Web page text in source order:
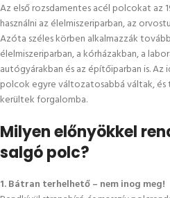
Az első rozsdamentes acél polcokat az
használni az élelmiszeriparban, az
Azóta széles körben alkalmazzák
élelmiszeriparban, a kórházakban, a
autógyárakban és az építőiparban is. Az
polcok egyre változatosabbá váltak,
kerültek forgalomba.
Milyen előnyökkel
salgó polc?
1. Bátran terhelhető – nem inog meg!